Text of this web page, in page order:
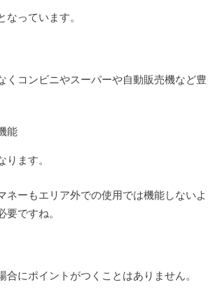
っています。
くコンビニやスーパーや自動販売機など豊
能
ります。
ネーもエリア外での使用では機能しないよ
要ですね。
合にポイントがつくことはありません。